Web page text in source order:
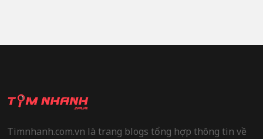
Timnhanh.com.vn là trang blogs tổng hợp thông tin về